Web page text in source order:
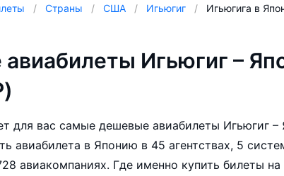
Страны США Игьюгиг Игьюгига в
Игьюгиг –
для вас самые дешевые авиабилеты Игьюгиг –
авиабилета в Японию в 45 агентствах, 5
авиакомпаниях. Где именно купить билеты на